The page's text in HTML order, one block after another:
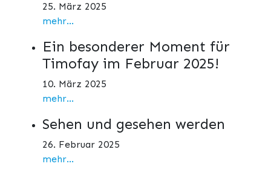
25. März 2025
mehr...
Ein besonderer Moment für
Timofay im Februar 2025!
10. März 2025
mehr...
Sehen und gesehen werden
26. Februar 2025
mehr...